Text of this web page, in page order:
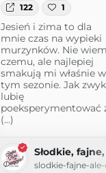
122 1
Jesień i zima to dla
mnie czas na wypieki
murzynków. Nie wiem
czemu, ale najlepiej
smakują mi właśnie w
tym sezonie. Jak
lubię
poeksperymentować
(...)
Słodkie,
slodkie-fajne-